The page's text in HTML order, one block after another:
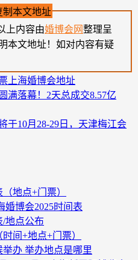
制本文地址
上内容由婚博会网整理呈
本文地址！如对内容有疑
上海婚博会地址
满落幕！2天总成交8.57亿
于10月28-29日，天津梅江会
地点+门票）
婚博会2025时间表
/地点公布
间+地点+门票）
举办 举办地点是哪里